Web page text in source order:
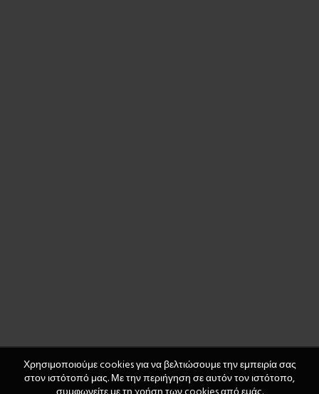
Χρησιμοποιούμε cookies για να βελτιώσουμε την εμπειρία σας
στον ιστότοπό μας. Με την περιήγηση σε αυτόν τον ιστότοπο,